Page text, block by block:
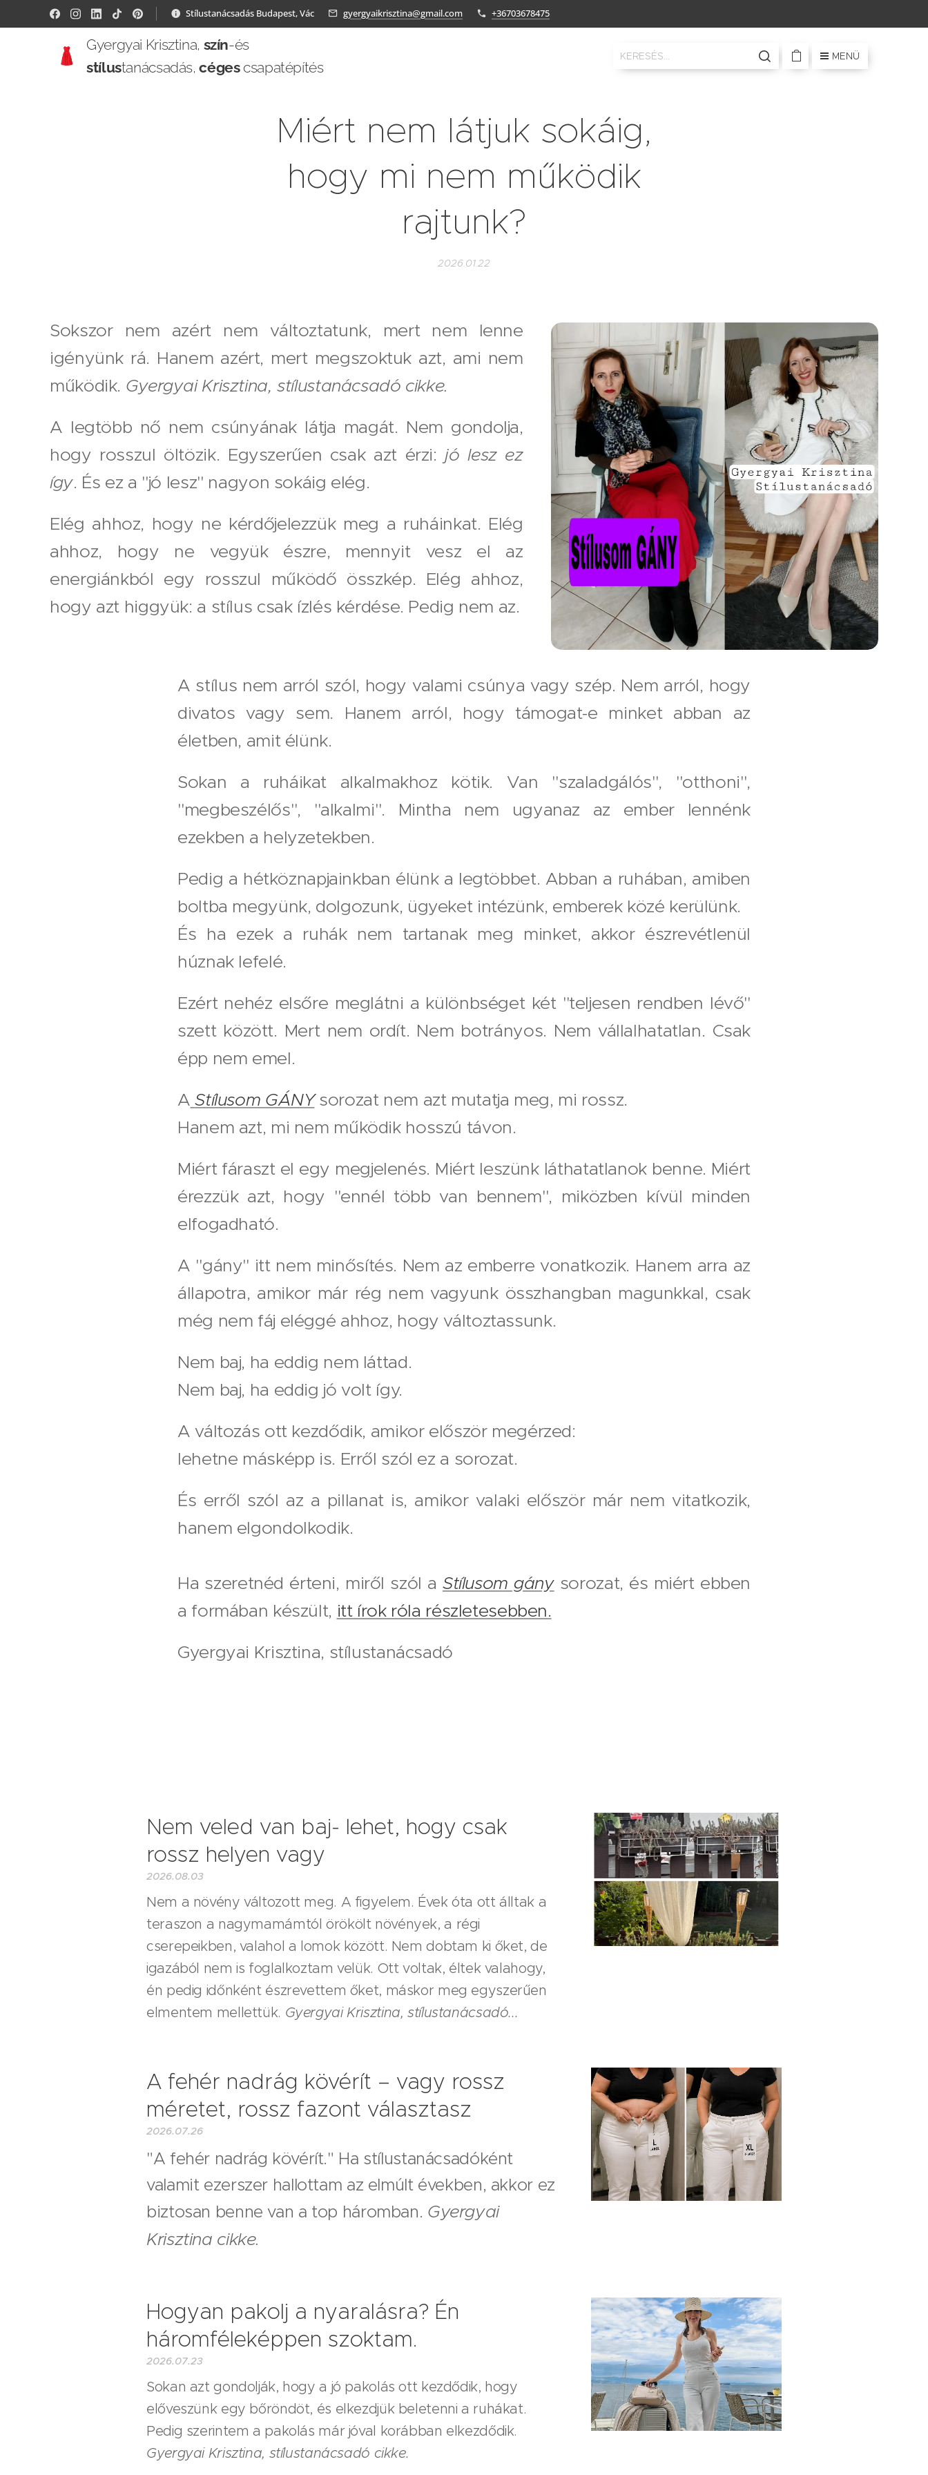
Stílustanácsadás Budapest, Vác gyergyaikrisztina@gmail.com +36703678475
Gyergyai Krisztina, szín-és
stílustanácsadás,cégescsapatépítés
MENÜ
Miért nem látjuk sokáig,
hogy mi nem működik
rajtunk?
2026.01.22
Sokszor nem azért nem változtatunk, mert nem lenne
igényünk rá. Hanem azért, mert megszoktuk azt, ami nem
működik. Gyergyai Krisztina, stílustanácsadó cikke.
A legtöbb nő nem csúnyának látja magát. Nem gondolja,
hogy rosszul öltözik. Egyszerűen csak azt érzi:jó lesz ez
így. És ez a "jó lesz" nagyon sokáig elég.
Elég ahhoz, hogy ne kérdőjelezzük meg a ruháinkat. Elég
ahhoz, hogy ne vegyük észre, mennyit vesz el az
energiánkból egy rosszul működő összkép. Elég ahhoz,
hogy azt higgyük: a stílus csak ízlés kérdése. Pedig nem az.
A stílus nem arról szól, hogy valami csúnya vagy szép. Nem arról, hogy
divatos vagy sem. Hanem arról, hogy támogat-e minket abban az
életben, amit élünk.
Sokan a ruháikat alkalmakhoz kötik. Van "szaladgálós", "otthoni",
"megbeszélős", "alkalmi". Mintha nem ugyanaz az ember lennénk
ezekben a helyzetekben.
Pedig a hétköznapjainkban élünk a legtöbbet. Abban a ruhában, amiben
boltba megyünk, dolgozunk, ügyeket intézünk, emberek közé kerülünk.
És ha ezek a ruhák nem tartanak meg minket, akkor észrevétlenül
húznak lefelé.
Ezért nehéz elsőre meglátni a különbséget két "teljesen rendben lévő"
szett között. Mert nem ordít. Nem botrányos. Nem vállalhatatlan. Csak
épp nem emel.
A Stílusom GÁNYsorozat nem azt mutatja meg, mi rossz.
Hanem azt, mi nem működik hosszú távon.
Miért fáraszt el egy megjelenés. Miért leszünk láthatatlanok benne. Miért
érezzük azt, hogy "ennél több van bennem", miközben kívül minden
elfogadható.
A "gány" itt nem minősítés. Nem az emberre vonatkozik. Hanem arra az
állapotra, amikor már rég nem vagyunk összhangban magunkkal, csak
még nem fáj eléggé ahhoz, hogy változtassunk.
Nem baj, ha eddig nem láttad.
Nem baj, ha eddig jó volt így.
A változás ott kezdődik, amikor először megérzed:
lehetne másképp is. Erről szól ez a sorozat.
És erről szól az a pillanat is, amikor valaki először már nem vitatkozik,
hanem elgondolkodik.
Ha szeretnéd érteni, miről szól a Stílusom gánysorozat, és miért ebben
a formában készült, itt írok róla részletesebben.
Gyergyai Krisztina, stílustanácsadó
Nem veled van baj- lehet, hogy csak
rossz helyen vagy
2026.08.03
Nem a növény változott meg. A figyelem. Évek óta ott álltak a
teraszon a nagymamámtól örökölt növények, a régi
cserepeikben, valahol a lomok között. Nem dobtam ki őket, de
igazából nem is foglalkoztam velük. Ott voltak, éltek valahogy,
én pedig időnként észrevettem őket, máskor meg egyszerűen
elmentem mellettük. Gyergyai Krisztina, stílustanácsadó...
A fehér nadrág kövérít – vagy rossz
méretet, rossz fazont választasz
2026.07.26
"A fehér nadrág kövérít." Ha stílustanácsadóként
valamit ezerszer hallottam az elmúlt években, akkor ez
biztosan benne van a top háromban. Gyergyai
Krisztina cikke.
Hogyan pakolj a nyaralásra? Én
háromféleképpen szoktam.
2026.07.23
Sokan azt gondolják, hogy a jó pakolás ott kezdődik, hogy
előveszünk egy bőröndöt, és elkezdjük beletenni a ruhákat.
Pedig szerintem a pakolás már jóval korábban elkezdődik.
Gyergyai Krisztina, stílustanácsadó cikke.